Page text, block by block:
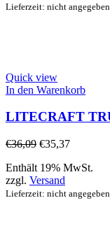
Lieferzeit: nicht angegeben
Quick view
In den Warenkorb
LITECRAFT
€36,09 €35,37
Enthält 19% MwSt.
zzgl. Versand
Lieferzeit: nicht angegeben